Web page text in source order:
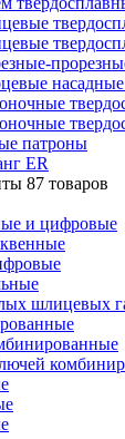
патроны
ER
87 товаров
и цифровые
шлицевых